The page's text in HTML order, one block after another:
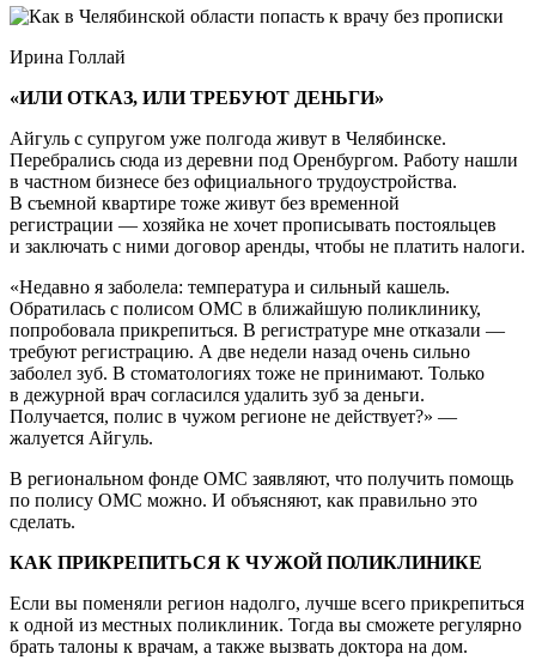
Ирина Голлай
«ИЛИ ОТКАЗ, ИЛИ ТРЕБУЮТ ДЕНЬГИ»
Айгуль с супругом уже полгода живут в Челябинске.
Перебрались сюда из деревни под Оренбургом. Работу нашли
в частном бизнесе без официального трудоустройства.
В съемной квартире тоже живут без временной
регистрации — хозяйка не хочет прописывать постояльцев
и заключать с ними договор аренды, чтобы не платить налоги.
«Недавно я заболела: температура и сильный кашель.
Обратилась с полисом ОМС в ближайшую поликлинику,
попробовала прикрепиться. В регистратуре мне отказали —
требуют регистрацию. А две недели назад очень сильно
заболел зуб. В стоматологиях тоже не принимают. Только
в дежурной врач согласился удалить зуб за деньги.
Получается, полис в чужом регионе не действует?» —
жалуется Айгуль.
В региональном фонде ОМС заявляют, что получить помощь
по полису ОМС можно. И объясняют, как правильно это
сделать.
КАК ПРИКРЕПИТЬСЯ К ЧУЖОЙ ПОЛИКЛИНИКЕ
Если вы поменяли регион надолго, лучше всего прикрепиться
к одной из местных поликлиник. Тогда вы сможете регулярно
брать талоны к врачам, а также вызвать доктора на дом.